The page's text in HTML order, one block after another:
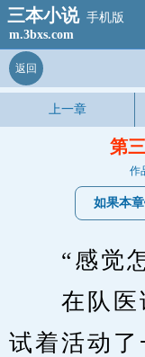
三本小说 手机版
m.3bxs.com
返回
上一章
第
作
如果本
“感觉怎
在队医
试着活动